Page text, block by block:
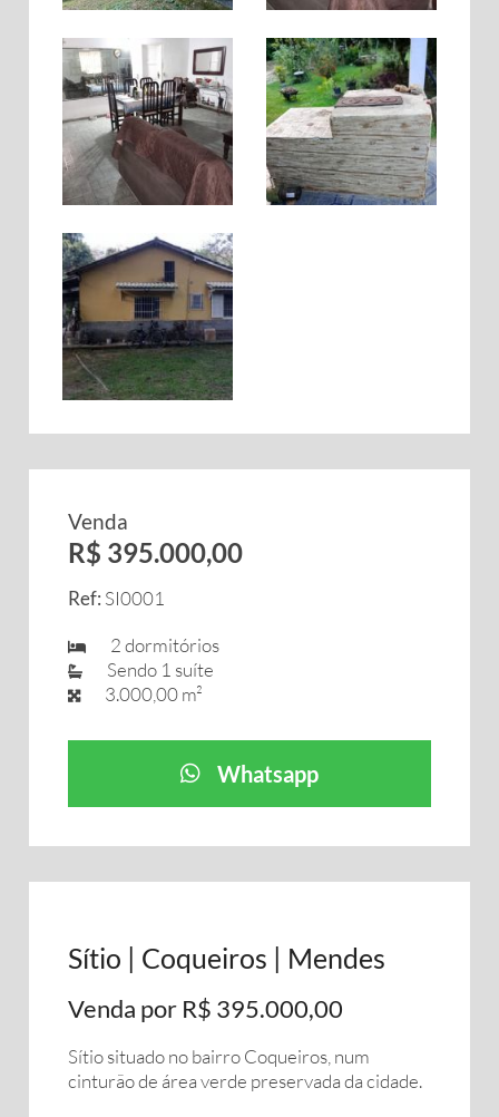
Venda
R$ 395.000,00
Ref: SI0001
2 dormitórios
Sendo 1 suíte
3.000,00 m²
Whatsapp
Sítio | Coqueiros | Mendes
Venda por R$ 395.000,00
Sítio situado no bairro Coqueiros, num
cinturão de área verde preservada da cidade.